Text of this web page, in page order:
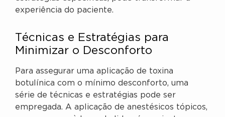
experiência do paciente.
Técnicas e Estratégias para
Minimizar o Desconforto
Para assegurar uma aplicação de toxina
botulínica com o mínimo desconforto, uma
série de técnicas e estratégias pode ser
empregada. A aplicação de anestésicos tópicos,